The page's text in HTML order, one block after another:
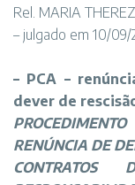
Rel. MARIA
– julgado em 10/09/
– PCA –
dever de
RENÚNCIA DE